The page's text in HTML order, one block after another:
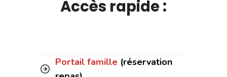
Accès rapide :
Portail famille (réservation